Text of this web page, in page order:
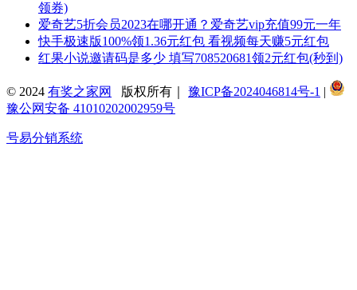
领券)
爱奇艺5折会员2023在哪开通？爱奇艺vip充值99元一年
快手极速版100%领1.36元红包 看视频每天赚5元红包
红果小说邀请码是多少 填写708520681领2元红包(秒到)
© 2024 有奖之家网 版权所有｜ 豫ICP备2024046814号-1 |
豫公网安备 41010202002959号
号易分销系统